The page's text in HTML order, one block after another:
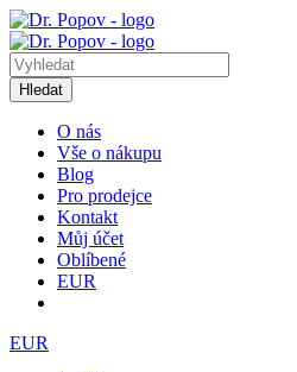
Hledat
O nás
Vše o nákupu
Blog
Pro prodejce
Kontakt
Můj účet
Oblíbené
EUR
EUR